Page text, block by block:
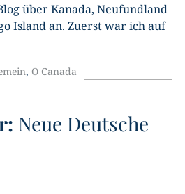
über Kanada, Neufundland
Island an. Zuerst war ich auf
, O Canada
Neue Deutsche